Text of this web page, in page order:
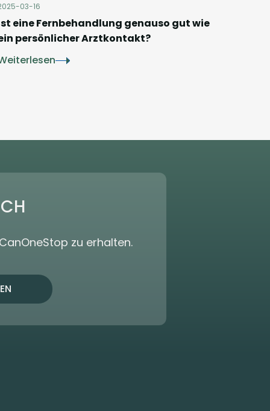
03-16
eine Fernbehandlung genauso gut wie
persönlicher Arztkontakt?
zu erhalten.